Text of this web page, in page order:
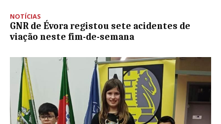
NOTÍCIAS
GNR de Évora registou sete acidentes de
viação neste fim-de-semana